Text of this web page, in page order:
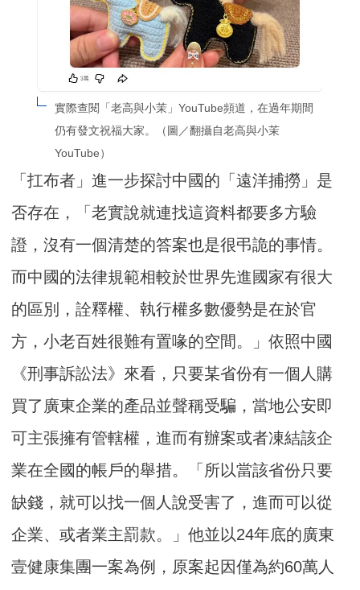
實際查閱「老高與小茉」YouTube頻道，在過年期間
仍有發文祝福大家。（圖／翻攝自老高與小茉
YouTube）
「扛布者」進一步探討中國的「遠洋捕撈」是
否存在，「老實說就連找這資料都要多方驗
證，沒有一個清楚的答案也是很弔詭的事情。
而中國的法律規範相較於世界先進國家有很大
的區別，詮釋權、執行權多數優勢是在於官
方，小老百姓很難有置喙的空間。」依照中國
《刑事訴訟法》來看，只要某省份有一個人購
買了廣東企業的產品並聲稱受騙，當地公安即
可主張擁有管轄權，進而有辦案或者凍結該企
業在全國的帳戶的舉措。「所以當該省份只要
缺錢，就可以找一個人說受害了，進而可以從
企業、或者業主罰款。」他並以24年底的廣東
壹健康集團一案為例，原案起因僅為約60萬人